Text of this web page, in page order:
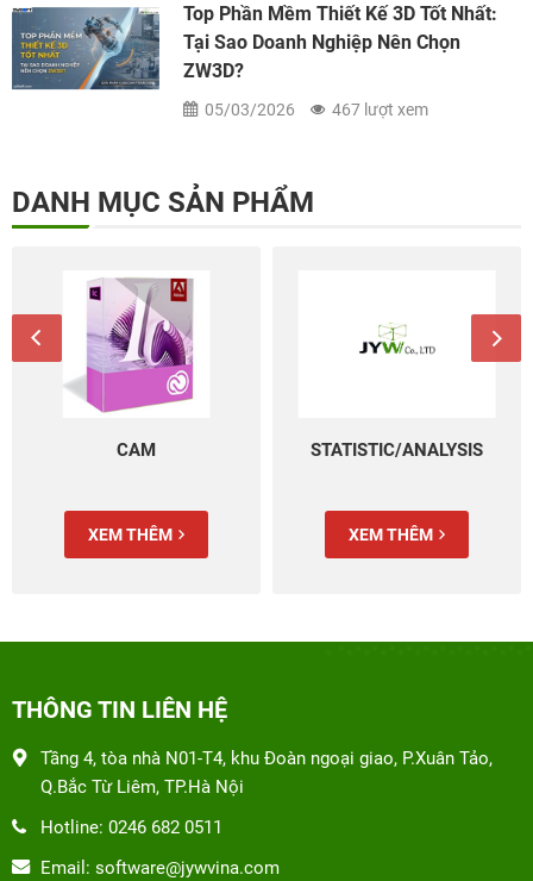
Top Phần Mềm Thiết Kế 3D Tốt Nhất:
Tại Sao Doanh Nghiệp Nên Chọn
ZW3D?
05/03/2026 467 lượt xem
DANH MỤC SẢN PHẨM
CAM
XEM THÊM
STATISTIC/ANALYSIS
XEM THÊM
THÔNG TIN LIÊN HỆ
Tầng 4, tòa nhà N01-T4, khu Đoàn ngoại giao, P.Xuân Tảo,
Q.Bắc Từ Liêm, TP.Hà Nội
Hotline: 0246 682 0511
Email: software@jywvina.com